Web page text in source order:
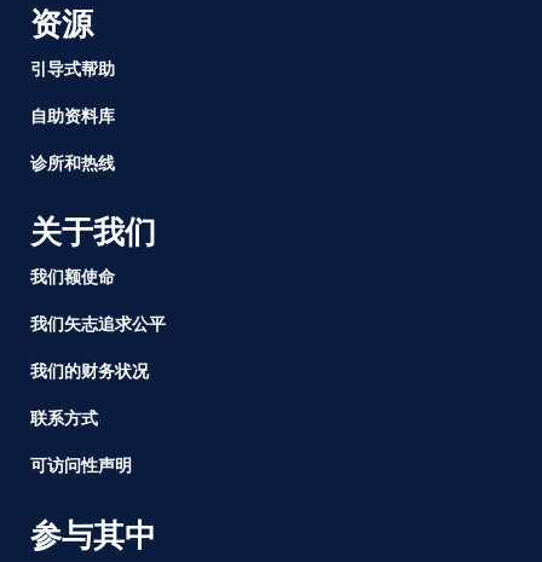
资源
引导式帮助
自助资料库
诊所和热线
关于我们
我们额使命
我们矢志追求公平
我们的财务状况
联系方式
可访问性声明
参与其中